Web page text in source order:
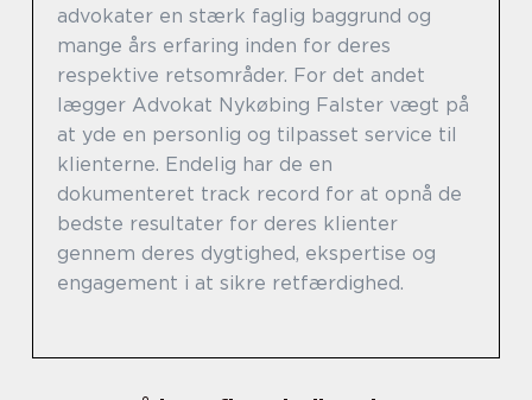
advokater en stærk faglig baggrund og
mange års erfaring inden for deres
respektive retsområder. For det andet
lægger Advokat Nykøbing Falster vægt på
at yde en personlig og tilpasset service til
klienterne. Endelig har de en
dokumenteret track record for at opnå de
bedste resultater for deres klienter
gennem deres dygtighed, ekspertise og
engagement i at sikre retfærdighed.